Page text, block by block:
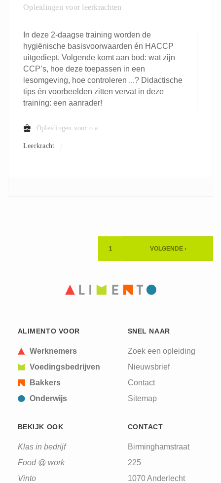
Opleidingen voor leerkrachten
In deze 2-daagse training worden de
hygiënische basisvoorwaarden én HACCP
uitgediept. Volgende komt aan bod: wat zijn
CCP’s, hoe deze toepassen in een
lesomgeving, hoe controleren ...? Didactische
tips én voorbeelden zitten vervat in deze
training: een aanrader!
Opleidingen voor o.a.
Leerkracht
HUIDIGE
1 VOLGENDE ›
ALIMENTO VOOR
Werknemers
Voedingsbedrijven
Bakkers
Onderwijs
SNEL NAAR
Zoek een opleiding
Nieuwsbrief
Contact
Sitemap
BEKIJK OOK
Klas in bedrijf
Food @ work
Vinto
CONTACT
Birminghamstraat
225
1070 Anderlecht